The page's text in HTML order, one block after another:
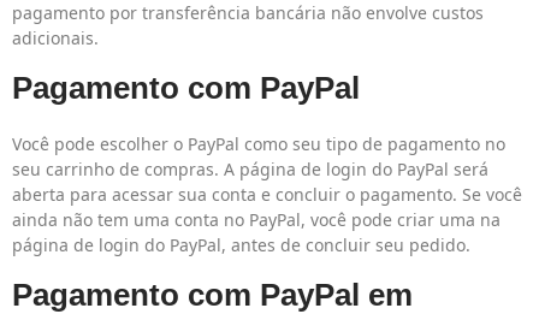
pagamento por transferência bancária não envolve custos
adicionais.
Pagamento com PayPal
Você pode escolher o PayPal como seu tipo de pagamento no
seu carrinho de compras. A página de login do PayPal será
aberta para acessar sua conta e concluir o pagamento. Se você
ainda não tem uma conta no PayPal, você pode criar uma na
página de login do PayPal, antes de concluir seu pedido.
Pagamento com PayPal em